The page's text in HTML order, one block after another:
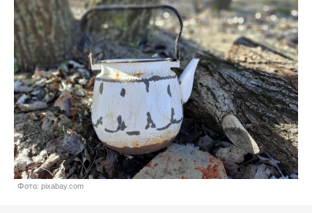
Фото: pixabay.com